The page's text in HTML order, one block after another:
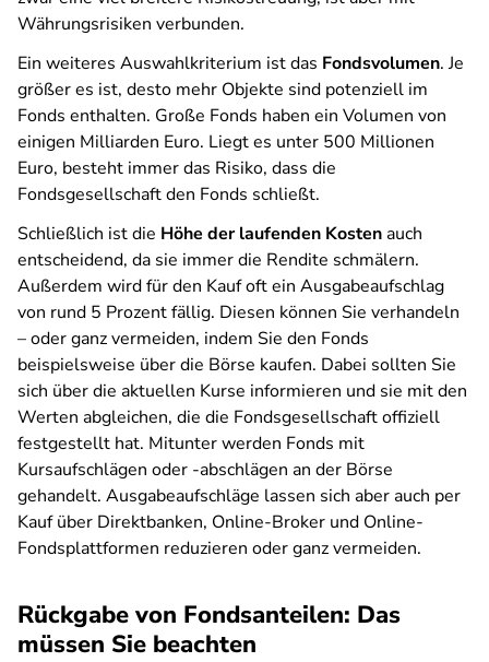
Währungsrisiken verbunden.
Ein weiteres Auswahlkriterium ist das Fondsvolumen. Je
größer es ist, desto mehr Objekte sind potenziell im
Fonds enthalten. Große Fonds haben ein Volumen von
einigen Milliarden Euro. Liegt es unter 500 Millionen
Euro, besteht immer das Risiko, dass die
Fondsgesellschaft den Fonds schließt.
Schließlich ist die Höhe der laufenden Kostenauch
entscheidend, da sie immer die Rendite schmälern.
Außerdem wird für den Kauf oft ein Ausgabeaufschlag
von rund 5 Prozent fällig. Diesen können Sie verhandeln
– oder ganz vermeiden, indem Sie den Fonds
beispielsweise über die Börse kaufen. Dabei sollten Sie
sich über die aktuellen Kurse informieren und sie mit den
Werten abgleichen, die die Fondsgesellschaft offiziell
festgestellt hat. Mitunter werden Fonds mit
Kursaufschlägen oder -abschlägen an der Börse
gehandelt. Ausgabeaufschläge lassen sich aber auch per
Kauf über Direktbanken, Online-Broker und Online-
Fondsplattformen reduzieren oder ganz vermeiden.
Rückgabe von Fondsanteilen: Das
müssen Sie beachten